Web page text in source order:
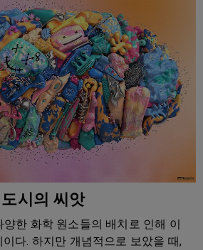
도시의 씨앗
한 화학 원소들의 배치로 인해 이
다. 하지만 개념적으로 보았을 때,